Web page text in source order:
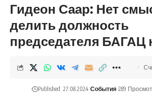
Гидеон Саар: Нет
делить должность
председателя БАГАЦ
Published: 27.08.2024 События 289